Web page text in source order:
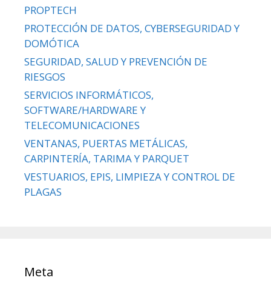
PROPTECH
PROTECCIÓN DE DATOS, CYBERSEGURIDAD Y
DOMÓTICA
SEGURIDAD, SALUD Y PREVENCIÓN DE
RIESGOS
SERVICIOS INFORMÁTICOS,
SOFTWARE/HARDWARE Y
TELECOMUNICACIONES
VENTANAS, PUERTAS METÁLICAS,
CARPINTERÍA, TARIMA Y PARQUET
VESTUARIOS, EPIS, LIMPIEZA Y CONTROL DE
PLAGAS
Meta